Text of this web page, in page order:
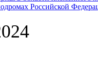
Российской